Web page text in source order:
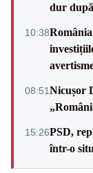
dur
10:38
08:51Nicușor
15:26PSD,
într-o